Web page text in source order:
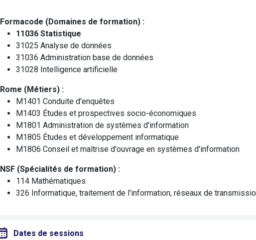
Formacode (Domaines de formation) :
11036 Statistique
31025 Analyse de données
31036 Administration base de données
31028 Intelligence artificielle
Rome (Métiers) :
M1401 Conduite d'enquêtes
M1403 Études et prospectives socio-économiques
M1801 Administration de systèmes d'information
M1805 Études et développement informatique
M1806 Conseil et maîtrise d'ouvrage en systèmes d'information
NSF (Spécialités de formation) :
114 Mathématiques
326 Informatique, traitement de l'information, réseaux de
Dates de sessions